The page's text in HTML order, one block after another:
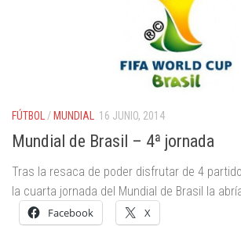
FÚTBOL / MUNDIAL 16 JUNIO, 2014
Mundial de Brasil – 4ª jornada
Tras la resaca de poder disfrutar de 4
la cuarta jornada del Mundial de Brasil la
Facebook X